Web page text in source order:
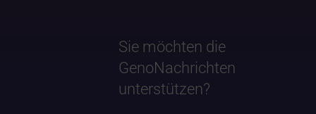
Sie möchten die
GenoNachrichten
unterstützen?